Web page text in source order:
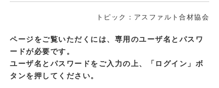
トピック：アスファルト合材協会
ページをご覧いただくには、専用のユーザ名とパスワ
ードが必要です。
ユーザ名とパスワードをご入力の上、「ログイン」ボ
タンを押してください。